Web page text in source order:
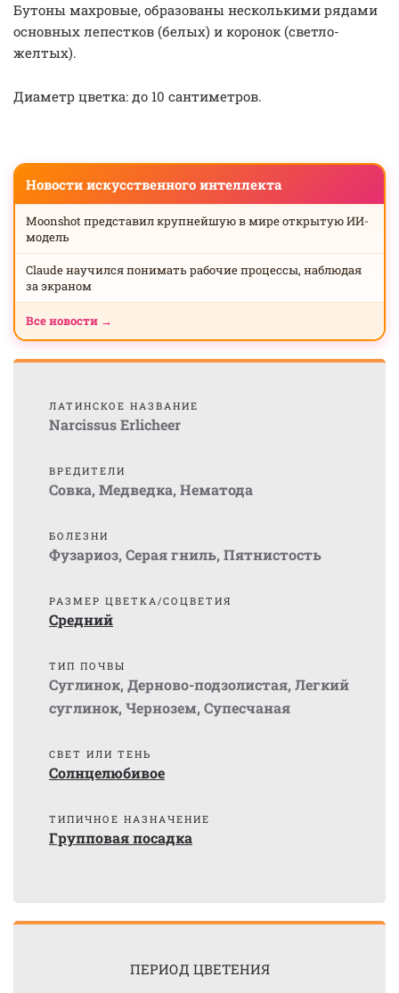
Бутоны махровые, образованы несколькими рядами
основных лепестков (белых) и коронок (светло-
желтых).
Диаметр цветка: до 10 сантиметров.
Новости искусственного интеллекта
Moonshot представил крупнейшую в мире открытую ИИ-
модель
Claude научился понимать рабочие процессы, наблюдая
за экраном
Все новости →
ЛАТИНСКОЕ НАЗВАНИЕ
Narcissus Erlicheer
ВРЕДИТЕЛИ
Совка, Медведка, Нематода
БОЛЕЗНИ
Фузариоз, Серая гниль, Пятнистость
РАЗМЕР ЦВЕТКА/СОЦВЕТИЯ
Средний
ТИП ПОЧВЫ
Суглинок, Дерново-подзолистая, Легкий
суглинок, Чернозем, Супесчаная
СВЕТ ИЛИ ТЕНЬ
Солнцелюбивое
ТИПИЧНОЕ НАЗНАЧЕНИЕ
Групповая посадка
ПЕРИОД ЦВЕТЕНИЯ